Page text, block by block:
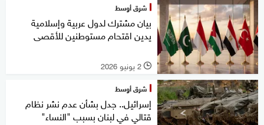
شرق أوسط
بيان مشترك لدول عربية وإسلامية
يدين اقتحام مستوطنين للأقصى
l 2 يونيو 2026
شرق أوسط
إسرائيل.. جدل بشأن عدم نشر نظام
قتالي في لبنان بسبب "النساء"